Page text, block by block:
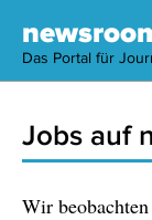
Das Portal für
Jobs auf
Wir